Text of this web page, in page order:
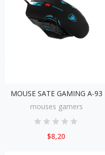
MOUSE SATE GAMING A-93
mouses gamers
$8,20